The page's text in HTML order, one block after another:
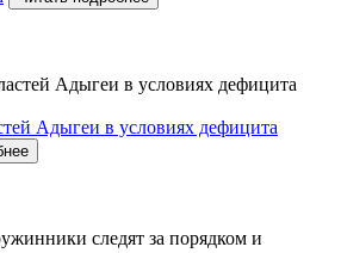
Адыгеи в условиях дефицита